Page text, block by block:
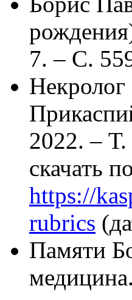
7. – С.
2022. –
скачать
https://
rubrics
Памяти